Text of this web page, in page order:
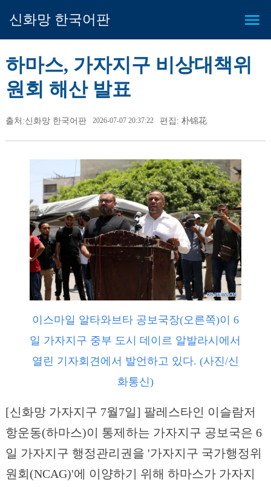
신화망 한국어판
하마스, 가자지구 비상대책위
원회 해산 발표
출처:신화망 한국어판 2026-07-07 20:37:22 편집: 朴锦花
이스마일 알타와브타 공보국장(오른쪽)이 6
일 가자지구 중부 도시 데이르 알발라시에서
열린 기자회견에서 발언하고 있다. (사진/신
화통신)
[신화망 가자지구 7월7일] 팔레스타인 이슬람저
항운동(하마스)이 통제하는 가자지구 공보국은 6
일 가자지구 행정관리권을 '가자지구 국가행정위
원회(NCAG)'에 이양하기 위해 하마스가 가자지